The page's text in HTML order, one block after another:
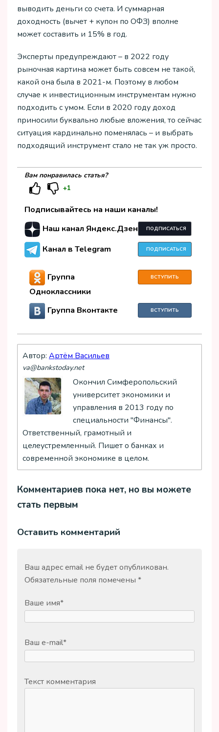
выводить деньги со счета. И суммарная
доходность (вычет + купон по ОФЗ) вполне
может составить и 15% в год.
Эксперты предупреждают – в 2022 году
рыночная картина может быть совсем не такой,
какой она была в 2021-м. Поэтому в любом
случае к инвестиционным инструментам нужно
подходить с умом. Если в 2020 году доход
приносили буквально любые вложения, то сейчас
ситуация кардинально поменялась – и выбрать
подходящий инструмент стало не так уж просто.
Вам понравилась статья?
+1
Подписывайтесь на наши каналы!
Наш канал Яндекс.Дзен
ПОДПИСАТЬСЯ
Канал в Telegram ПОДПИСАТЬСЯ
Группа
Одноклассники
ВСТУПИТЬ
Группа Вконтакте ВСТУПИТЬ
Автор: Артём Васильев
va@bankstoday.net
Окончил Симферопольский
университет экономики и
управления в 2013 году по
специальности "Финансы".
Ответственный, грамотный и
целеустремленный. Пишет о банках и
современной экономике в целом.
Комментариев пока нет, но вы можете
стать первым
Оставить комментарий
Ваш адрес email не будет опубликован.
Обязательные поля помечены *
Ваше имя*
Ваш e-mail*
Текст комментария